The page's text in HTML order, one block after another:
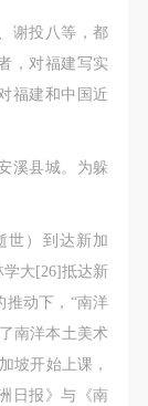
谢投八等，都
，对福建写实
福建和中国近
溪县城。为躲
世）到达新加
学大[26]抵达新
推动下，“南洋
南洋本土美术
坡开始上课，
日报》与《南